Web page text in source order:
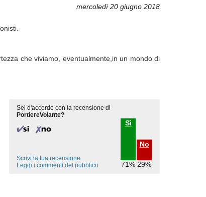
mercoledì 20 giugno 2018
che viviamo, eventualmente,in un mondo di
Sei d'accordo con la recensione di
PortiereVolante?
Sì
71%
No
29%
Scrivi la tua recensione
Leggi i commenti del pubblico